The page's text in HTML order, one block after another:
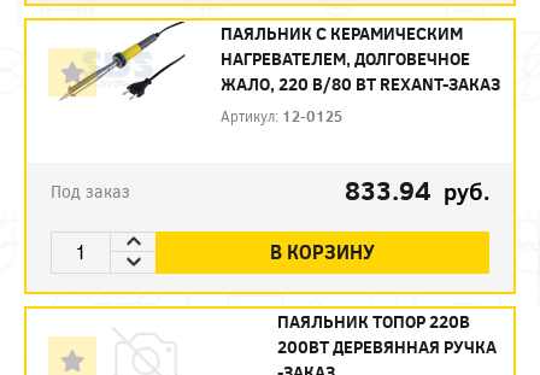
ПАЯЛЬНИК С КЕРАМИЧЕСКИМ
НАГРЕВАТЕЛЕМ, ДОЛГОВЕЧНОЕ
ЖАЛО, 220 В/80 ВТ REXANT-ЗАКАЗ
Артикул: 12-0125
Под заказ 833.94 руб.
В КОРЗИНУ
ПАЯЛЬНИК ТОПОР 220В
200ВТ ДЕРЕВЯННАЯ РУЧКА